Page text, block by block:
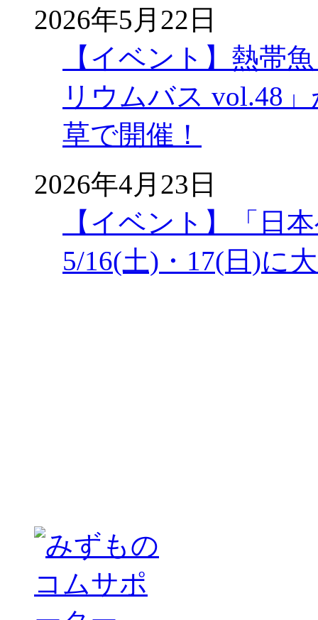
2026年5月22日
【イベント】熱帯
リウムバス vol.48
草で開催！
2026年4月23日
【イベント】「日
5/16(土)・17(日)に